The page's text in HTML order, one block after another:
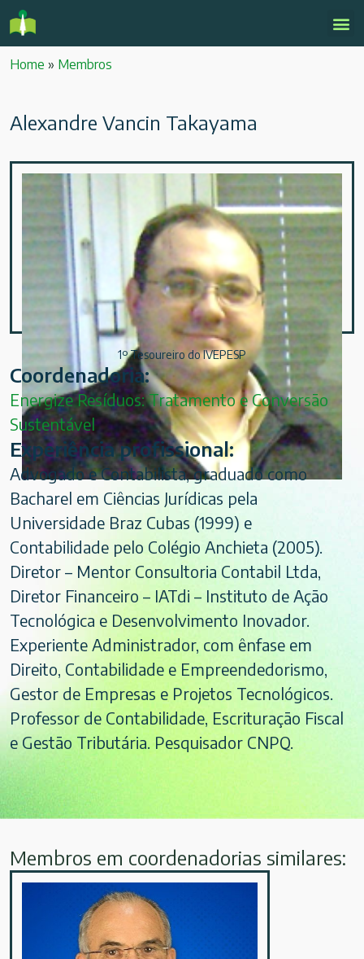
Home » Membros
Alexandre Vancin Takayama
1º Tesoureiro do IVEPESP
Coordenadoria:
Energize Resíduos: Tratamento e Conversão
Sustentável
Experiência profissional:
Advogado e Contabilista, graduado como
Bacharel em Ciências Jurídicas pela
Universidade Braz Cubas (1999) e
Contabilidade pelo Colégio Anchieta (2005).
Diretor – Mentor Consultoria Contabil Ltda,
Diretor Financeiro – IATdi – Instituto de Ação
Tecnológica e Desenvolvimento Inovador.
Experiente Administrador, com ênfase em
Direito, Contabilidade e Empreendedorismo,
Gestor de Empresas e Projetos Tecnológicos.
Professor de Contabilidade, Escrituração Fiscal
e Gestão Tributária. Pesquisador CNPQ.
Membros em coordenadorias similares: